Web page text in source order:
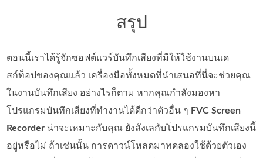
สรุป
ตอนนี้เราได้รู้จักซอฟต์แวร์บันทึกเสียงที่มีให้ใช้งานบนเด
สก์ท็อปของคุณแล้ว เครื่องมือทั้งหมดที่นำเสนอที่นี่จะช่วยคุณ
ในงานบันทึกเสียง อย่างไรก็ตาม หากคุณกำลังมองหา
โปรแกรมบันทึกเสียงที่ทำงานได้ดีกว่าตัวอื่น ๆ FVC Screen
Recorder น่าจะเหมาะกับคุณ ยังลังเลกับโปรแกรมบันทึกเสียงนี้
อยู่หรือไม่ ถ้าเช่นนั้น การดาวน์โหลดมาทดลองใช้ด้วยตัวเอง